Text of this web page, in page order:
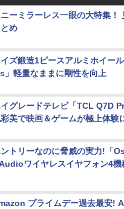
ニーミラーレス一眼の大特集！
め
イズ鍛造1ピースアルミホイー
」軽量なままに剛性を向上
グレードテレビ「TCL Q7D
美で映画＆ゲームが極上体験
トリーなのに脅威の実力!「
ワイヤレスイヤフォン4機
プライムデー過去最安!